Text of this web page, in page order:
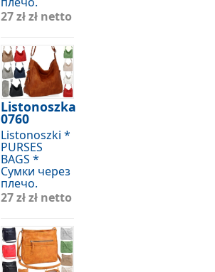
27 złzł netto
Listonoszka
0760
Listonoszki *
PURSES
BAGS *
Сумки через
плечо.
27 złzł netto